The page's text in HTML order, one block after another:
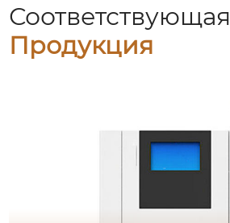
Соответствующая
Продукция